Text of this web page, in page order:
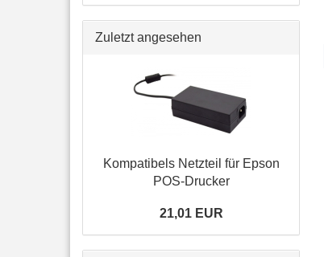
Zuletzt angesehen
Kom­pa­ti­bels Netz­teil für Epson
POS-​Drucker
21,01 EUR